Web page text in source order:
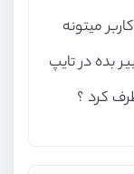
میتونه
بده در تایپ
کرد ؟